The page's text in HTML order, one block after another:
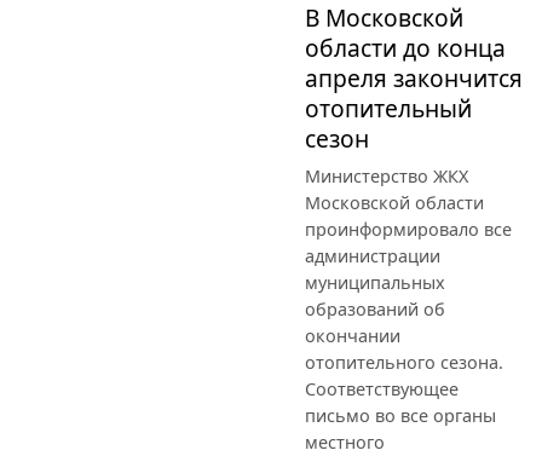
В Московской
области до конца
апреля закончится
отопительный
сезон
Министерство ЖКХ
Московской области
проинформировало все
администрации
муниципальных
образований об
окончании
отопительного сезона.
Соответствующее
письмо во все органы
местного